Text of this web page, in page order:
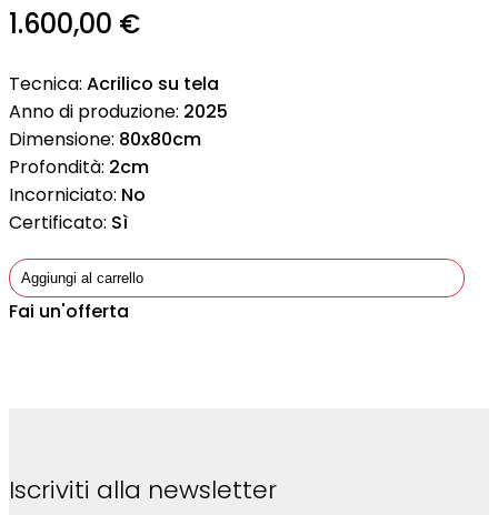
1.600,00 €
Tecnica: Acrilico su tela
Anno di produzione: 2025
Dimensione: 80x80cm
Profondità: 2cm
Incorniciato: No
Certificato: Sì
Aggiungi al carrello
Fai un'offerta
Iscriviti alla newsletter